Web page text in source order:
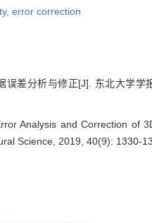
error correction
差分析与修正[J]. 东北大学学
Analysis and Correction of
Science, 2019, 40(9): 1330-